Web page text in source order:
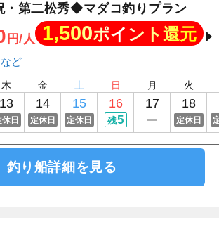
第二松秀◆マダコ釣りプラン
円/人 1,500ポイント還元
木
13
休日
金
14
定休日
土
15
定休日
日
16
残5
月
17
火
18
定休日
釣り船詳細を見る